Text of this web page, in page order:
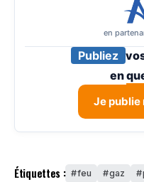
en
Publiez
en
Je publie
Étiquettes : feu gaz